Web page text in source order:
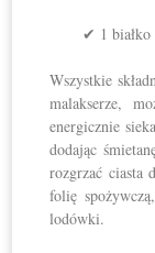
✔ 1 białko
Wszystkie
malakserze,
energicznie
dodając
rozgrzać ciasta
folię
lodówki.